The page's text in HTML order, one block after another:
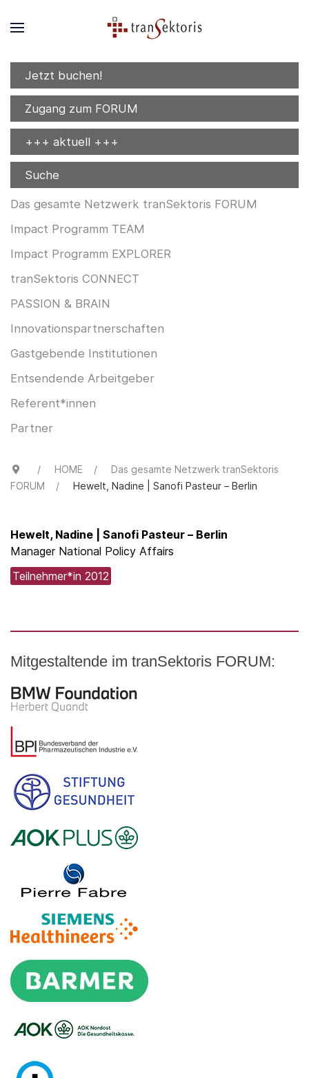
Jetzt buchen!
Zugang zum FORUM
+++ aktuell +++
Suche
Das gesamte Netzwerk tranSektoris FORUM
Impact Programm TEAM
Impact Programm EXPLORER
tranSektoris CONNECT
PASSION & BRAIN
Innovationspartnerschaften
Gastgebende Institutionen
Entsendende Arbeitgeber
Referent*innen
Partner
HOME
Das gesamte Netzwerk tranSektoris
FORUM
Hewelt, Nadine | Sanofi Pasteur – Berlin
Hewelt, Nadine | Sanofi Pasteur – Berlin
Manager National Policy Affairs
Teilnehmer*in 2012
Mitgestaltende im tranSektoris FORUM:
Logo – BMW Foundation Herbert Quandt
Logo – BDI Bundesverband der Pharmazeutischen
Logo – Stiftung Gesundheit
Logo – AOK PLUS
Logo – Pierre Fabre Pharma
Logo – Siemens Healthineers
Logo – BARMER
Logo – AOK NORDOEST